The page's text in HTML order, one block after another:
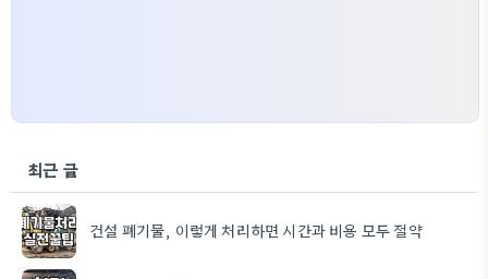
최근 글
건설 폐기물, 이렇게 처리하면 시간과 비용 모두 절약